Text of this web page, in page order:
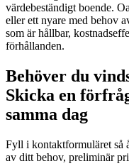
värdebeständigt boende.
eller ett nyare med behov
som är hållbar,
förhållanden.
Behöver du
Skicka en
samma dag
Fyll i kontaktformuläret så
av ditt behov, preliminär